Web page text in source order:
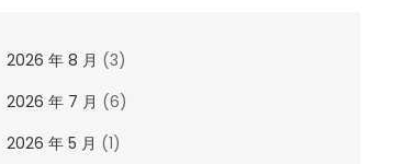
2026 年 8 月 (3)
2026 年 7 月 (6)
2026 年 5 月 (1)